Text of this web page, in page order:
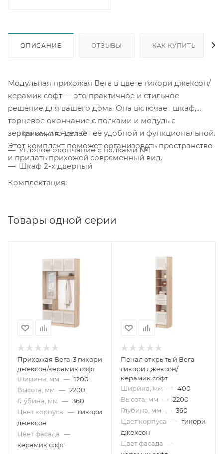
ОПИСАНИЕ ОТЗЫВЫ КАК КУПИТЬ
Модульная прихожая Вега в цвете гикори джексон/
керамик софт — это практичное и стильное
решение для вашего дома. Она включает шкаф,
торцевое окончание с полками и модуль с
зеркалом, что делает её удобной и функциональной.
Этот комплект поможет организовать пространство
и придать прихожей современный вид.
Комплектация:
Прихожая Вега-2
Угловое окончание с полками №1
Шкаф 2-х дверный
Товары одной серии
Прихожая Вега-3 гикори
джексон/керамик софт
Ширина, мм — 1200
Высота, мм — 2200
Глубина, мм — 360
Цвет корпуса — гикори
джексон
Цвет фасада —
керамик софт
Пенал открытый Вега
гикори джексон/
керамик софт
Ширина, мм — 400
Высота, мм — 2200
Глубина, мм — 360
Цвет корпуса — гикори
джексон
Цвет фасада —